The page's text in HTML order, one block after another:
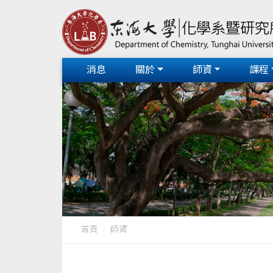
消息 關於 師資 課程
首頁 師資